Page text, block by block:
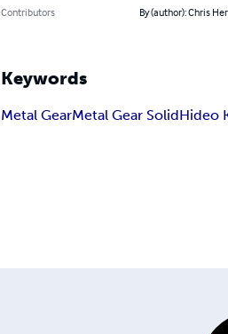
Contributors
By (author): Chris
Keywords
Metal GearMetal Gear SolidHideo